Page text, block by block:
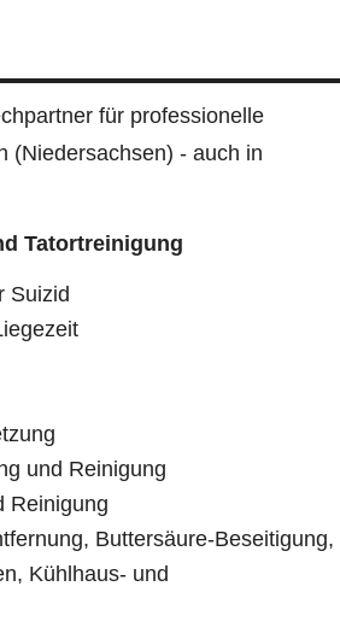
für professionelle
(Niedersachsen) - auch in
Tatortreinigung
Suizid
und Reinigung
Reinigung
Buttersäure-Beseitigung,
Kühlhaus- und